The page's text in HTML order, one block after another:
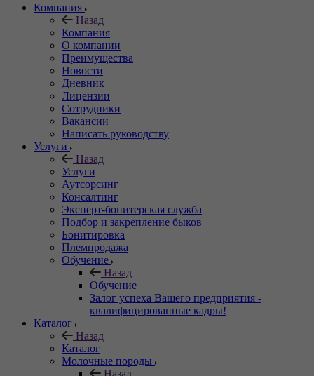
Компания
Назад
Компания
О компании
Преимущества
Новости
Дневник
Лицензии
Сотрудники
Вакансии
Написать руководству
Услуги
Назад
Услуги
Аутсорсинг
Консалтинг
Эксперт-бонитерская служба
Подбор и закрепление быков
Бонитировка
Племпродажа
Обучение
Назад
Обучение
Залог успеха Вашего предприятия -
квалифицированные кадры!
Каталог
Назад
Каталог
Молочные породы
Назад